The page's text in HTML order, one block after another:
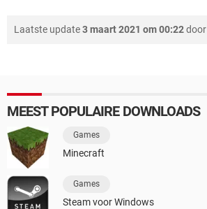
Laatste update3 maart 2021 om 00:22door
MEEST POPULAIRE DOWNLOADS
Games
Minecraft
Games
Steam voor Windows